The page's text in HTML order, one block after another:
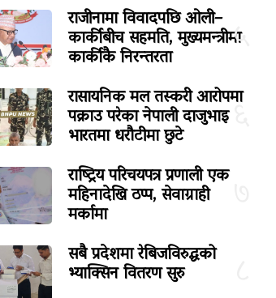
५
राजीनामा विवादपछि ओली–
कार्कीबीच सहमति, मुख्यमन्त्रीमा
कार्कीकै निरन्तरता
६
रासायनिक मल तस्करी आरोपमा
पक्राउ परेका नेपाली दाजुभाइ
भारतमा धरौटीमा छुटे
राष्ट्रिय परिचयपत्र प्रणाली एक
महिनादेखि ठप्प, सेवाग्राही
मर्कामा
सबै प्रदेशमा रेबिजविरुद्धको
भ्याक्सिन वितरण सुरु